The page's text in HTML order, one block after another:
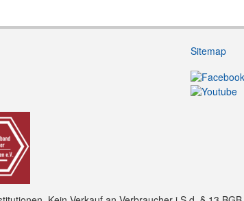
Sitemap